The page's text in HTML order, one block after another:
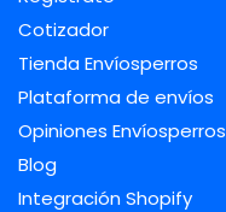
Cotizador
Tienda Envíosperros
Plataforma de envíos
Opiniones Envíosperros
Blog
Integración Shopify